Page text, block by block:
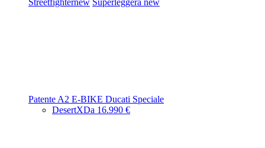
Streetfighternew Superleggera new
Patente A2 E-BIKE Ducati Speciale
DesertXDa 16.990 €